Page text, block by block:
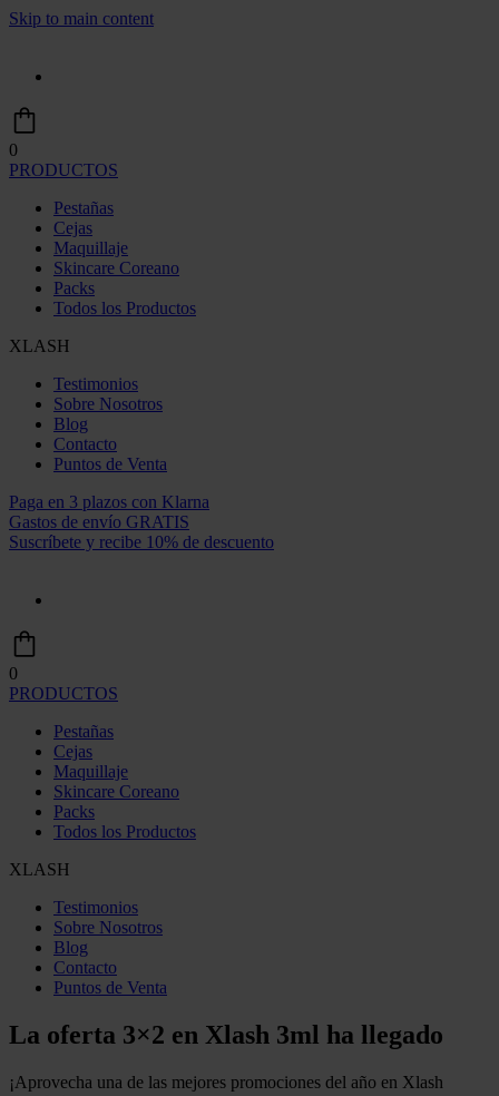
Skip to main content
0
PRODUCTOS
Pestañas
Cejas
Maquillaje
Skincare Coreano
Packs
Todos los Productos
XLASH
Testimonios
Sobre Nosotros
Blog
Contacto
Puntos de Venta
Paga en 3 plazos con Klarna
Gastos de envío GRATIS
Suscríbete y recibe 10% de descuento
0
PRODUCTOS
Pestañas
Cejas
Maquillaje
Skincare Coreano
Packs
Todos los Productos
XLASH
Testimonios
Sobre Nosotros
Blog
Contacto
Puntos de Venta
La oferta 3×2 en Xlash 3ml ha llegado
¡Aprovecha una de las mejores promociones del año en Xlash